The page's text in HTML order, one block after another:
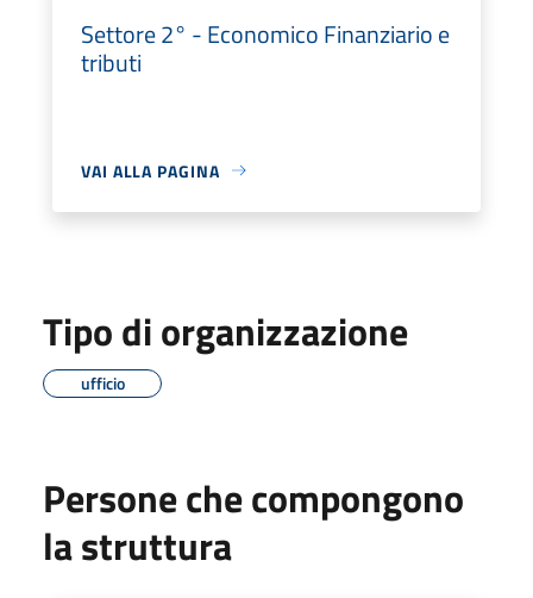
Settore 2° - Economico Finanziario e
tributi
VAI ALLA PAGINA
Tipo di organizzazione
ufficio
Persone che compongono
la struttura